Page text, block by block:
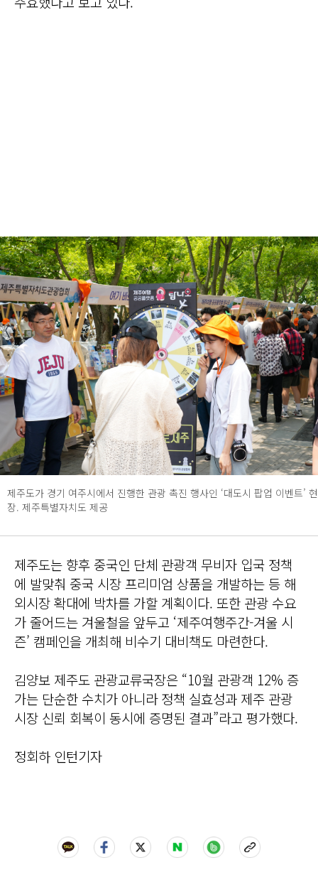
제주도가 경기 여주시에서 진행한 관광 촉진 행사인 ‘대도시 팝업 이벤트’ 현
장. 제주특별자치도 제공
제주도는 향후 중국인 단체 관광객 무비자 입국 정책
에 발맞춰 중국 시장 프리미엄 상품을 개발하는 등 해
외시장 확대에 박차를 가할 계획이다. 또한 관광 수요
가 줄어드는 겨울철을 앞두고 ‘제주여행주간-겨울 시
즌’ 캠페인을 개최해 비수기 대비책도 마련한다.
김양보 제주도 관광교류국장은 “10월 관광객 12% 증
가는 단순한 수치가 아니라 정책 실효성과 제주 관광
시장 신뢰 회복이 동시에 증명된 결과”라고 평가했다.
정회하 인턴기자